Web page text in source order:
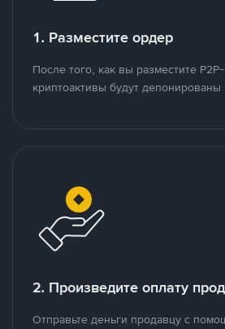
1. Разместите ордер
После того, как вы разместите
криптоактивы будут депонированы
2. Произведите оплату
Отправьте деньги продавцу с